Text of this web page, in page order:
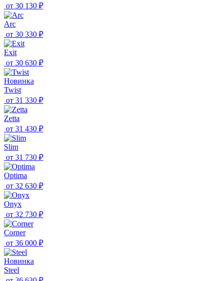
от 30 130 ₽
Arc
от 30 330 ₽
Exit
от 30 630 ₽
Новинка
Twist
от 31 330 ₽
Zetta
от 31 430 ₽
Slim
от 31 730 ₽
Optima
от 32 630 ₽
Onyx
от 32 730 ₽
Corner
от 36 000 ₽
Новинка
Steel